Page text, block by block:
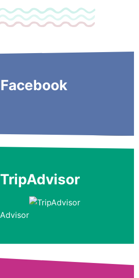
Facebook
TripAdvisor